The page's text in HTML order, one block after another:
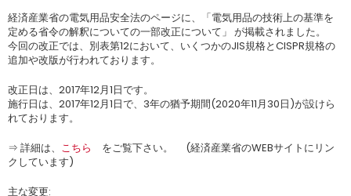
経済産業省の電気用品安全法のページに、「電気用品の技術上の基準を
定める省令の解釈についての一部改正について」 が掲載されました。
今回の改正では、別表第12において、いくつかのJIS規格とCISPR規格の
追加や改版が行われております。
改正日は、2017年12月1日です。
施行日は、2017年12月1日で、3年の猶予期間(2020年11月30日)が設けら
れております。
⇒ 詳細は、 こちら
をご覧下さい。 (経済産業省のWEBサイトにリン
クしています)
主な変更: